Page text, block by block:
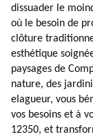
dissuader le
où le besoin de
clôture
esthétique
paysages de
nature, des
elagueur, vous
vos besoins et à
12350, et